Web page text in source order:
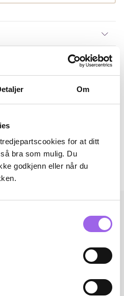
Om
for at ditt
bra som mulig. Du
godkjenn eller når du